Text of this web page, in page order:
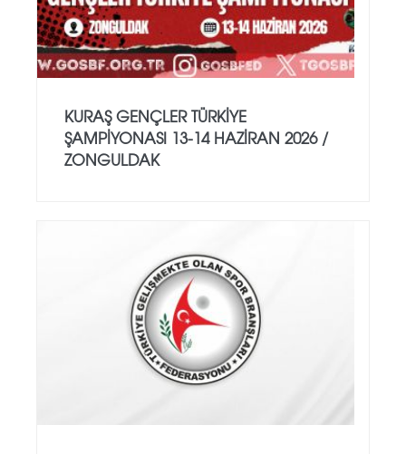
KURAŞ GENÇLER TÜRKİYE
ŞAMPİYONASI 13-14 HAZİRAN 2026 /
ZONGULDAK